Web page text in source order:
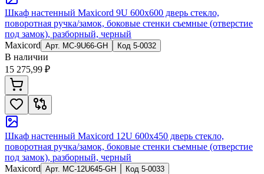
Шкаф настенный Maxicord 9U 600x600 дверь стекло,
поворотная ручка/замок, боковые стенки съемные (отверстие
под замок), разборный, черный
Maxicord Арт. MC-9U66-GH Код 5-0032
В наличии
15 275,99 ₽
Шкаф настенный Maxicord 12U 600x450 дверь стекло,
поворотная ручка/замок, боковые стенки съемные (отверстие
под замок), разборный, черный
Maxicord Арт. MC-12U645-GH Код 5-0033